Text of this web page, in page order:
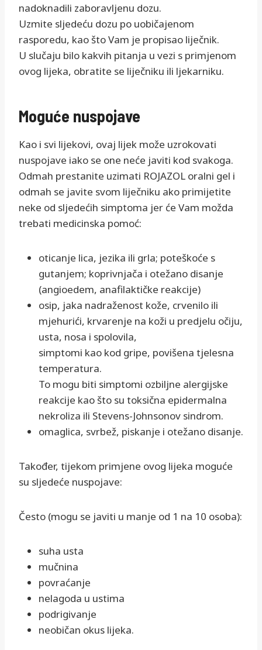
nadoknadili zaboravljenu dozu.
Uzmite sljedeću dozu po uobičajenom
rasporedu, kao što Vam je propisao liječnik.
U slučaju bilo kakvih pitanja u vezi s primjenom
ovog lijeka, obratite se liječniku ili ljekarniku.
Moguće nuspojave
Kao i svi lijekovi, ovaj lijek može uzrokovati
nuspojave iako se one neće javiti kod svakoga.
Odmah prestanite uzimati ROJAZOL oralni gel i
odmah se javite svom liječniku ako primijetite
neke od sljedećih simptoma jer će Vam možda
trebati medicinska pomoć:
oticanje lica, jezika ili grla; poteškoće s
gutanjem; koprivnjača i otežano disanje
(angioedem, anafilaktičke reakcije)
osip, jaka nadraženost kože, crvenilo ili
mjehurići, krvarenje na koži u predjelu očiju,
usta, nosa i spolovila,
simptomi kao kod gripe, povišena tjelesna
temperatura.
To mogu biti simptomi ozbiljne alergijske
reakcije kao što su toksična epidermalna
nekroliza ili Stevens-Johnsonov sindrom.
omaglica, svrbež, piskanje i otežano disanje.
Također, tijekom primjene ovog lijeka moguće
su sljedeće nuspojave:
Često (mogu se javiti u manje od 1 na 10 osoba):
suha usta
mučnina
povraćanje
nelagoda u ustima
podrigivanje
neobičan okus lijeka.